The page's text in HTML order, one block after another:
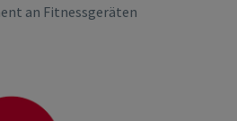
an Fitnessgeräten